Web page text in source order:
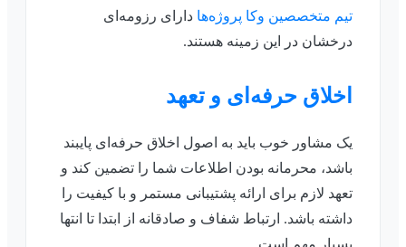
تیم متخصصین وکا پروژه‌ها دارای رزومه‌ای
درخشان در این زمینه هستند.
اخلاق حرفه‌ای و تعهد
یک مشاور خوب باید به اصول اخلاق حرفه‌ای پایبند
باشد، محرمانه بودن اطلاعات شما را تضمین کند و
تعهد لازم برای ارائه پشتیبانی مستمر و با کیفیت را
داشته باشد. ارتباط شفاف و صادقانه از ابتدا تا انتها